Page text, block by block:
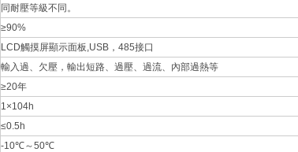
同耐壓等級不同。
≥90%
LCD觸摸屏顯示面板,USB，485接口
輸入過、欠壓，輸出短路、過壓、過流、內部過熱等
≥20年
1×104h
≤0.5h
-10℃～50℃